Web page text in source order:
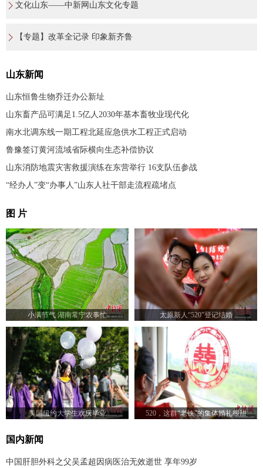
文化山东——中新网山东文化专题
【专题】改革全记录 印象新齐鲁
山东新闻
山东恒鲁生物乔迁办公新址
山东畜产品可满足1.5亿人2030年基本畜牧业现代化
南水北调东线一期工程北延应急供水工程正式启动
鲁豫签订黄河流域省际横向生态补偿协议
山东消防地震灾害救援演练在东营举行 16支队伍参战
“经办人”变“办事人”山东人社干部走流程疏堵点
图 片
小满节气 湖南常宁农事忙 太原新人“520”登记结婚
美国纽约大学生欢庆毕业 520，这群“老铁”的集体婚礼很甜
国内新闻
中国肝胆外科之父吴孟超因病医治无效逝世 享年99岁